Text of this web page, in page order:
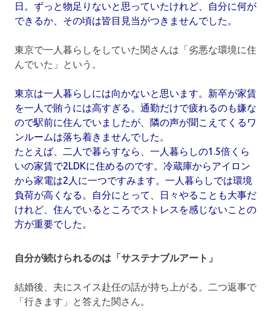
日。ずっと物足りないと思っていたけれど、自分に何が
できるか、その頃は皆目見当がつきませんでした。
東京で一人暮らしをしていた関さんは「劣悪な環境に住
んでいた」という。
東京は一人暮らしには向かないと思います。新卒が家賃
を一人で賄うには高すぎる。通勤だけで疲れるのも嫌な
ので駅前に住んでいましたが、隣の声が聞こえてくるワ
ンルームは落ち着きませんでした。
たとえば、二人で暮らすなら、一人暮らしの1.5倍くら
いの家賃で2LDKに住めるのです。冷蔵庫からアイロン
から家電は2人に一つですみます。一人暮らしでは環境
負荷が高くなる。自分にとって、日々やることも大事だ
けれど、住んでいるところでストレスを感じないことの
方が重要でした。
自分が続けられるのは「サステナブルアート」
結婚後、夫にスイス赴任の話が持ち上がる。二つ返事で
「行きます」と答えた関さん。